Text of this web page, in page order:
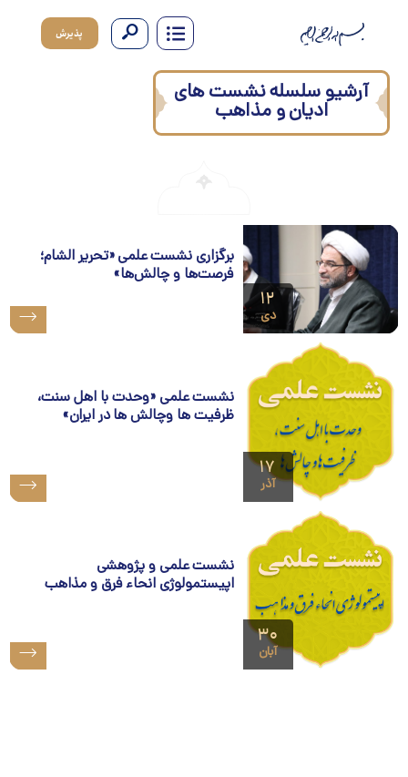
آرشیو سلسله نشست های
ادیان و مذاهب
۱۲
دی
برگزاری نشست علمی «تحریر الشام؛
فرصت‌ها و چالش‌ها»
۱۷
آذر
نشست علمی «وحدت با اهل سنت،
ظرفيت ها وچالش ها در ايران»
آبان
نشست علمی و پژوهشی
اپیستمولوژی انحاء فرق و مذاهب